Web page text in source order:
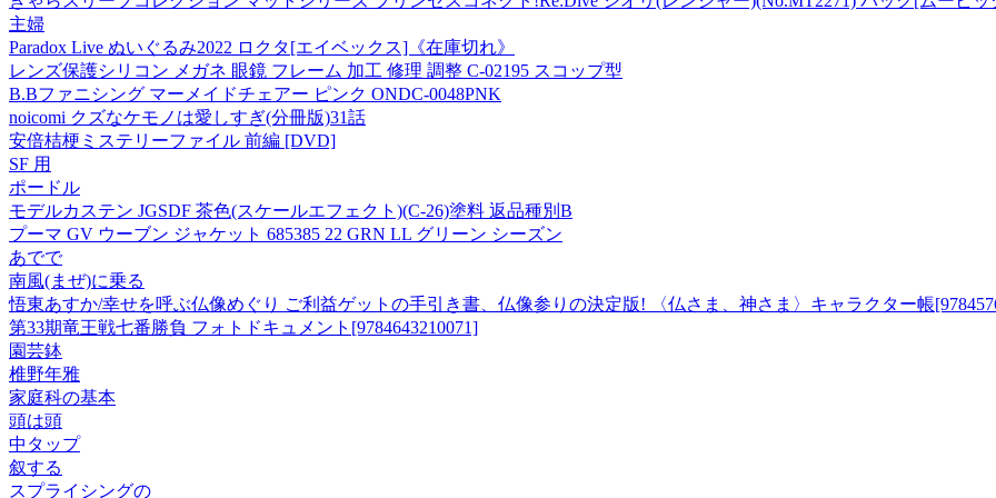
主婦
Paradox Live ぬいぐるみ2022 ロクタ[エイベックス]《在庫切れ》
レンズ保護シリコン メガネ 眼鏡 フレーム 加工 修理 調整 C-02195 スコップ型
B.Bファニシング マーメイドチェアー ピンク ONDC-0048PNK
noicomi クズなケモノは愛しすぎ(分冊版)31話
安倍桔梗ミステリーファイル 前編 [DVD]
SF 用
ポードル
モデルカステン JGSDF 茶色(スケールエフェクト)(C-26)塗料 返品種別B
プーマ GV ウーブン ジャケット 685385 22 GRN LL グリーン シーズン
あでで
南風(まぜ)に乗る
悟東あすか/幸せを呼ぶ仏像めぐり ご利益ゲットの手引き書、仏像参りの決定版! 〈仏さま、神さま〉キャラクター帳
第33期竜王戦七番勝負 フォトドキュメント[9784643210071]
園芸鉢
椎野年雅
家庭科の基本
頭は頭
中タップ
叙する
スプライシングの